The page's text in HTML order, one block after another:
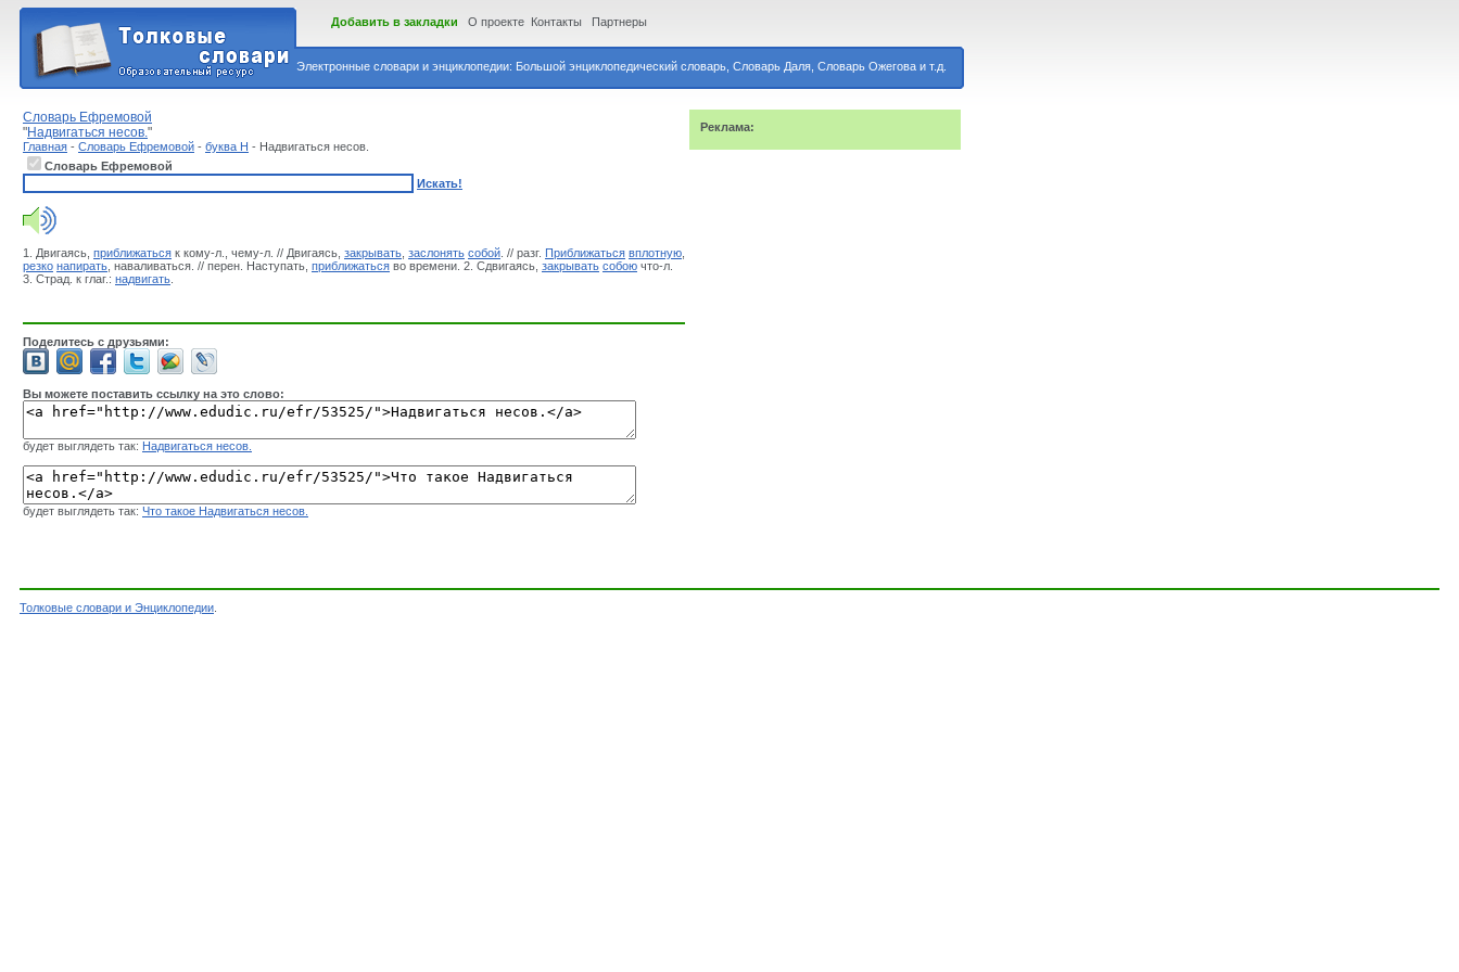
Электронные словари и энциклопедии: Большой энциклопедический словарь, Словарь Даля, Словарь Ожегова и т.д.
Добавить в закладки О проекте Контакты Партнеры
Словарь Ефремовой
"Надвигаться несов."
Главная - Словарь Ефремовой - буква Н - Надвигаться несов.
Словарь Ефремовой
Искать!
1. Двигаясь, приближаться к кому-л., чему-л. // Двигаясь, закрывать заслонять собой . // разг. Приближаться вплотную
резко напирать , наваливаться. // перен. Наступать, приближаться во времени. 2. Сдвигаясь, закрывать собою что-л.
3. Страд. к глаг.: надвигать
Поделитесь с друзьями:
Вы можете поставить ссылку на это слово:
будет выглядеть так: Надвигаться несов.
будет выглядеть так: Что такое Надвигаться несов.
Реклама:
Толковые словари и Энциклопедии